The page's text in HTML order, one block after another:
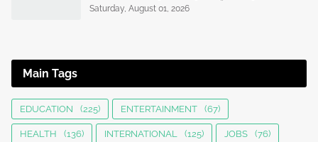
Saturday, August 01, 2026
Main Tags
EDUCATION (225) ENTERTAINMENT (67)
HEALTH (136) INTERNATIONAL (125) JOBS (76)